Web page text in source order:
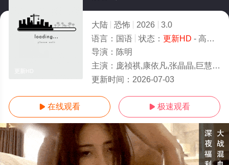
大陆 恐怖 2026
3.0
语言： 国语 状态： 更新HD - 高清免费在线观看
导演： 陈明
主演： 庞祯祺,康依凡,张晶晶,巨慧颖,宋飞,牧汉彧,孙博,张星,张艳华,于快,唐中
更新时间： 2026-07-03
 在线观看  极速观看